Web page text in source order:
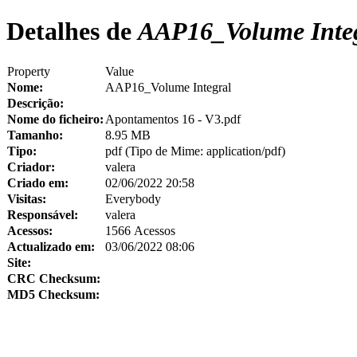
Detalhes deAAP16_Volume
Property
Value
Nome:
AAP16_Volume Integral
Descrição:
Nome do ficheiro: Apontamentos 16 - V3.pdf
Tamanho:
8.95 MB
Tipo:
pdf (Tipo de Mime: application/pdf)
Criador:
valera
Criado em:
02/06/2022 20:58
Visitas:
Everybody
Responsável:
valera
Acessos:
1566 Acessos
Actualizado em:
03/06/2022 08:06
Site:
CRC Checksum:
MD5 Checksum: